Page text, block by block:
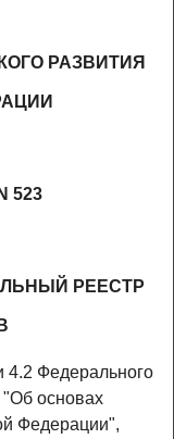
РАЗВИТИЯ
523
РЕЕСТР
4.2 Федерального
"Об основах
Федерации",